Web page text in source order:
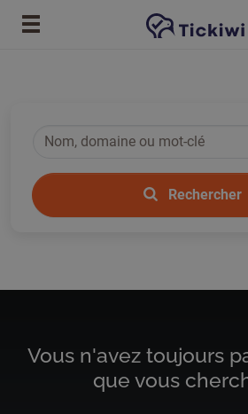
Passer au contenu principal
Nom, domaine ou mot-clé*
Rechercher
Vous n'avez toujours
que vous